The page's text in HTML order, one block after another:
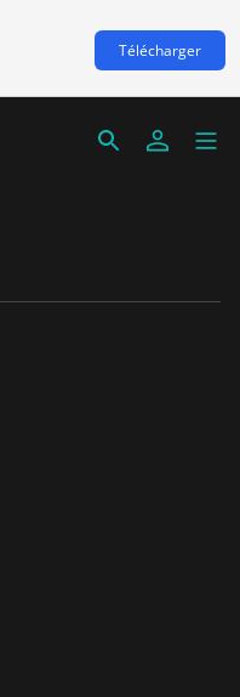
Télécharger